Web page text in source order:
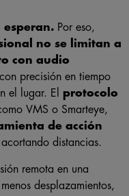
esperan.Por eso,
no se limitan a
con audio
precisión en tiempo
el lugar. El protocolo
VMS o Smarteye,
de acción
distancias.
remota en una
desplazamientos,